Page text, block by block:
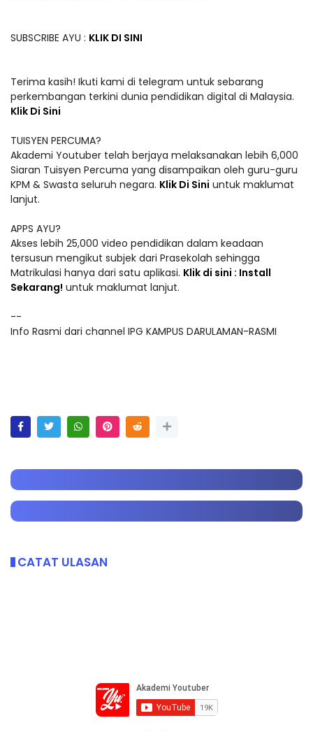
SUBSCRIBE AYU : KLIK DI SINI
Terima kasih! Ikuti kami di telegram untuk sebarang
perkembangan terkini dunia pendidikan digital di Malaysia.
Klik Di Sini
TUISYEN PERCUMA?
Akademi Youtuber telah berjaya melaksanakan lebih 6,000
Siaran Tuisyen Percuma yang disampaikan oleh guru-guru
KPM & Swasta seluruh negara. Klik Di Sini untuk maklumat
lanjut.
APPS AYU?
Akses lebih 25,000 video pendidikan dalam keadaan
tersusun mengikut subjek dari Prasekolah sehingga
Matrikulasi hanya dari satu aplikasi. Klik di sini : Install
Sekarang! untuk maklumat lanjut.
--
Info Rasmi dari channel IPG KAMPUS DARULAMAN-RASMI
CATAT ULASAN